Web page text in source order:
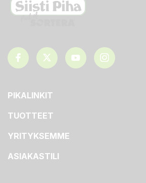
PIKALINKIT
TUOTTEET
YRITYKSEMME
ASIAKASTILI